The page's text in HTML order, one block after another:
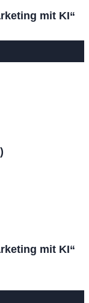
mit KI“
mit KI“